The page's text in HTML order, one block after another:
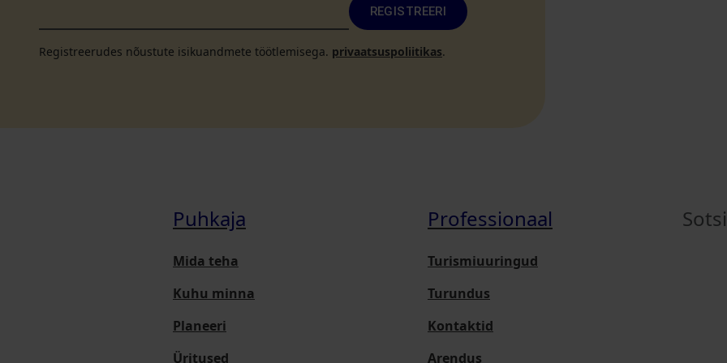
REGISTREERI
Registreerudes nõustute isikuandmete töötlemisega. privaatsuspoliitikas.
Puhkaja
Mida teha
Kuhu minna
Planeeri
Üritused
Professionaal
Turismiuuringud
Turundus
Kontaktid
Arendus